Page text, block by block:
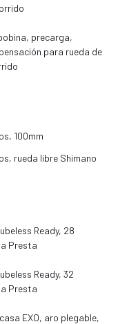
precarga,
para rueda de
100mm
rueda libre Shimano
Ready, 28
Presta
Ready, 32
Presta
EXO, aro plegable,